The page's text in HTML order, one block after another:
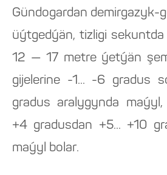
Gündogardan demirgazyk-
üýtgedýän, tizligi
12 — 17 metre ýetýän
gijelerine -1... -6 gradus
gradus aralygynda maýyl,
+4 gradusdan +5... +10
maýyl bolar.